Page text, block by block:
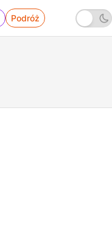
Podróż